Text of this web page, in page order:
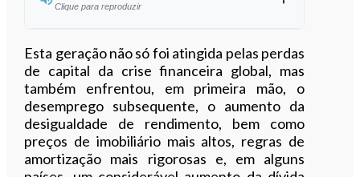
Clique para reproduzir
Ouvir este artigo
Esta geração não só foi atingida pelas perdas
de capital da crise financeira global, mas
também enfrentou, em primeira mão, o
desemprego subsequente, o aumento da
desigualdade de rendimento, bem como
preços de imobiliário mais altos, regras de
amortização mais rigorosas e, em alguns